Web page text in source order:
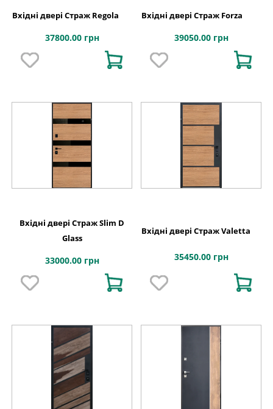
Вхідні двері Страж Regola
37800.00 грн
Вхідні двері Страж Forza
39050.00 грн
Вхідні двері Страж Slim D
Glass
33000.00 грн
Вхідні двері Страж Valetta
35450.00 грн